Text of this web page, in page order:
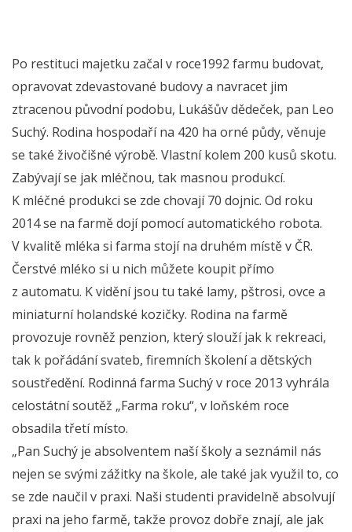
Po restituci majetku začal v roce1992 farmu budovat,
opravovat zdevastované budovy a navracet jim
ztracenou původní podobu, Lukášův dědeček, pan Leo
Suchý. Rodina hospodaří na 420 ha orné půdy, věnuje
se také živočišné výrobě. Vlastní kolem 200 kusů skotu.
Zabývají se jak mléčnou, tak masnou produkcí.
K mléčné produkci se zde chovají 70 dojnic. Od roku
2014 se na farmě dojí pomocí automatického robota.
V kvalitě mléka si farma stojí na druhém místě v ČR.
Čerstvé mléko si u nich můžete koupit přímo
z automatu. K vidění jsou tu také lamy, pštrosi, ovce a
miniaturní holandské kozičky. Rodina na farmě
provozuje rovněž penzion, který slouží jak k rekreaci,
tak k pořádání svateb, firemních školení a dětských
soustředění. Rodinná farma Suchý v roce 2013 vyhrála
celostátní soutěž „Farma roku“, v loňském roce
obsadila třetí místo.
„Pan Suchý je absolventem naší školy a seznámil nás
nejen se svými zážitky na škole, ale také jak využil to, co
se zde naučil v praxi. Naši studenti pravidelně absolvují
praxi na jeho farmě, takže provoz dobře znají, ale jak